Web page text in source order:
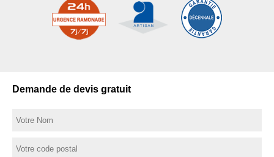
Demande de devis gratuit